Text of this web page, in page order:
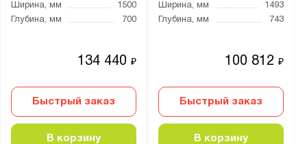
Ширина, мм
1500
Глубина, мм
700
134 440₽
Быстрый заказ
В корзину
Ширина, мм
1493
Глубина, мм
743
100 812₽
Быстрый заказ
В корзину
Показать Сбросить